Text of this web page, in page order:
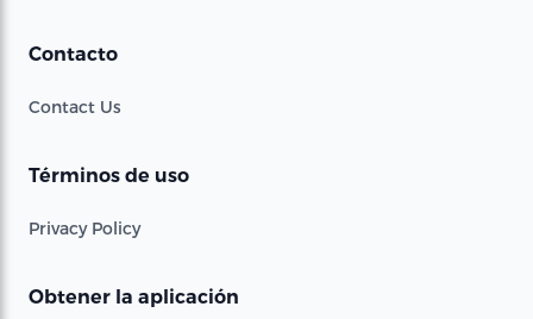
Contacto
Contact Us
Términos de uso
Privacy Policy
Obtener la aplicación